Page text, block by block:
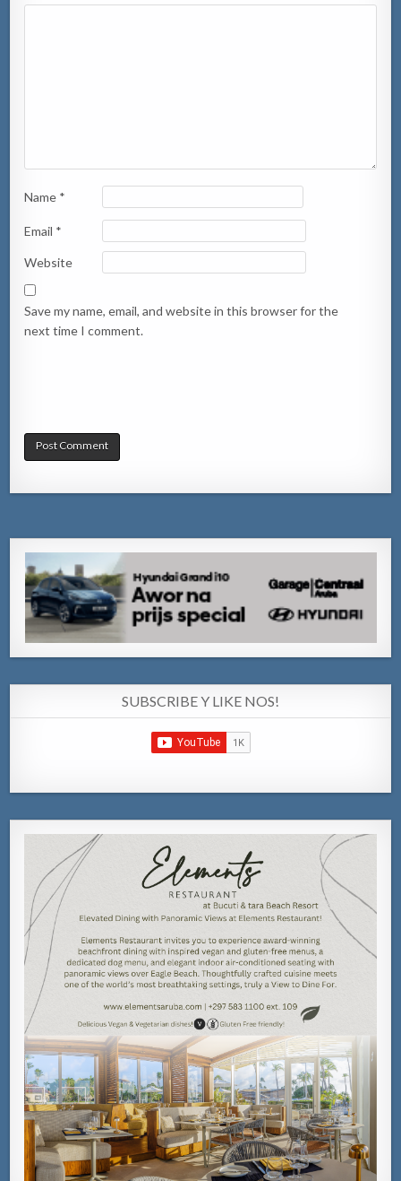
Name *
Email *
Website
Save my name, email, and website in this browser for the
next time I comment.
SUBSCRIBE Y LIKE NOS!